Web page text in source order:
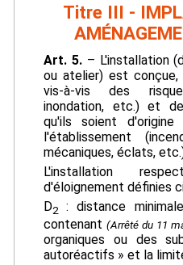
Titre III -
Art. 5.– L'installation
ou atelier) est
vis-à-vis des
inondation, etc.) et
qu'ils soient
l'établissement
mécaniques, éclats,
L'installation
d'éloignement définies
D2: distance
contenant (Arrêté du 11
organiques ou des
autoréactifs » et la